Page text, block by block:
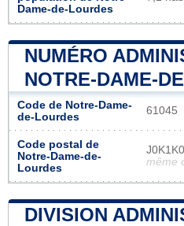
Dame-de-Lourdes
NUMÉRO
NOTRE-DAME-
Code de Notre-Dame-
de-Lourdes
61045
Code postal de
Notre-Dame-de-
Lourdes
J0K1K0
même
DIVISION